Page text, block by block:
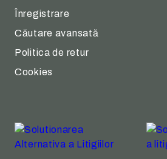
Înregistrare
Căutare avansată
Politica de retur
Cookies